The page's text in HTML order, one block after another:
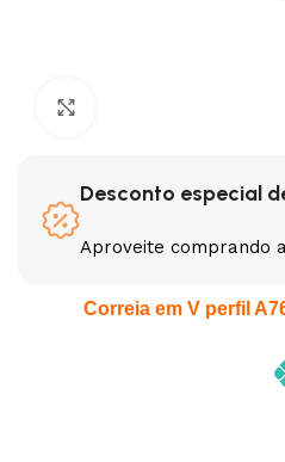
3L
A
Desconto especial
Aproveite comprando
Correia em V perfil